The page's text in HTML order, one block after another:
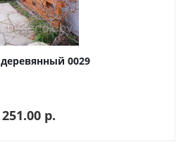
0029
251.00 p.